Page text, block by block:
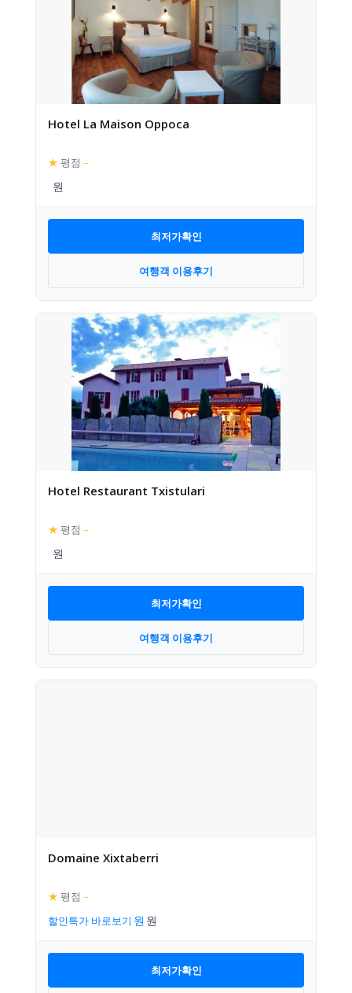
Hotel La Maison Oppoca
★ 평점 –
최저가확인
여행객 이용후기
Hotel Restaurant Txistulari
★ 평점 –
최저가확인
여행객 이용후기
Domaine Xixtaberri
★ 평점 –
할인특가 바로보기
최저가확인